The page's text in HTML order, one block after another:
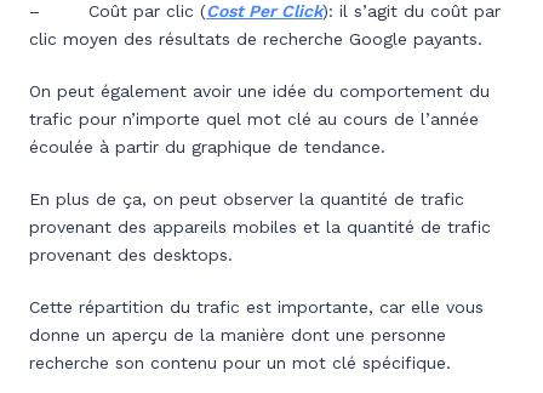
– Coût par clic (Cost Per Click): il s’agit du coût par
clic moyen des résultats de recherche Google payants.
On peut également avoir une idée du comportement du
trafic pour n’importe quel mot clé au cours de l’année
écoulée à partir du graphique de tendance.
En plus de ça, on peut observer la quantité de trafic
provenant des appareils mobiles et la quantité de trafic
provenant des desktops.
Cette répartition du trafic est importante, car elle vous
donne un aperçu de la manière dont une personne
recherche son contenu pour un mot clé spécifique.